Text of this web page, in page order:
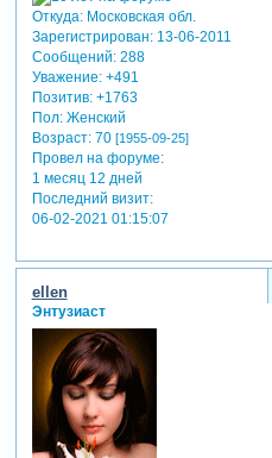
Откуда:Московская обл.
Зарегистрирован: 13-06-2011
Сообщений:288
Уважение: +491
Позитив: +1763
Пол:Женский
Возраст:70 [1955-09-25]
Провел на форуме:
1 месяц 12 дней
Последний визит:
06-02-2021 01:15:07
ellen
Энтузиаст